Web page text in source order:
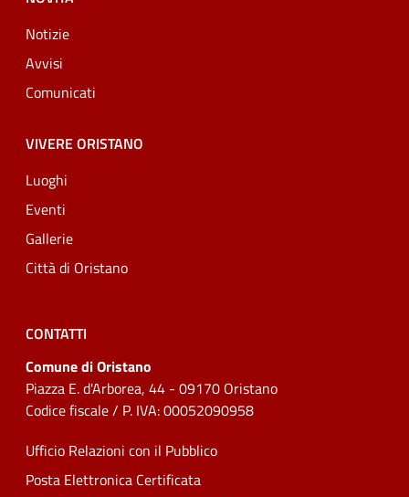
Notizie
Avvisi
Comunicati
VIVERE ORISTANO
Luoghi
Eventi
Gallerie
Città di Oristano
CONTATTI
Comune di Oristano
Piazza E. d'Arborea, 44 - 09170 Oristano
Codice fiscale / P. IVA: 00052090958
Ufficio Relazioni con il Pubblico
Posta Elettronica Certificata